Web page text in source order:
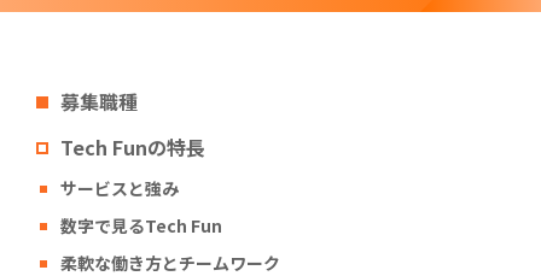
募集職種
Tech Funの特長
サービスと強み
数字で見るTech Fun
柔軟な働き方とチームワーク